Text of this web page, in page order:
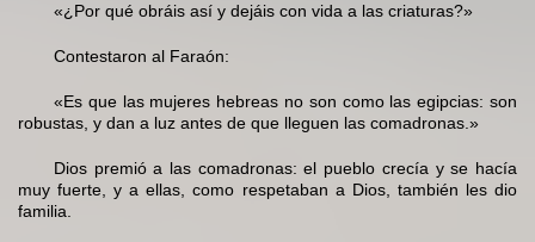
«¿Por qué obráis así y dejáis con vida a las criaturas?»
Contestaron al Faraón:
«Es que las mujeres hebreas no son como las egipcias: son
robustas, y dan a luz antes de que lleguen las comadronas.»
Dios premió a las comadronas: el pueblo crecía y se hacía
muy fuerte, y a ellas, como respetaban a Dios, también les dio
familia.